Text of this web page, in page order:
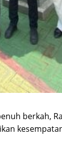
berkah,